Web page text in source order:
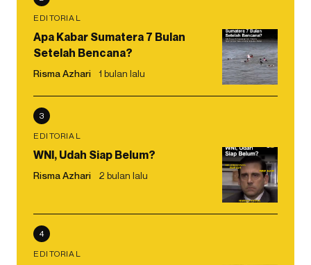
EDITORIAL
Apa Kabar Sumatera 7 Bulan
Setelah Bencana?
Risma Azhari 1 bulan lalu
3
EDITORIAL
WNI, Udah Siap Belum?
Risma Azhari 2 bulan lalu
4
EDITORIAL